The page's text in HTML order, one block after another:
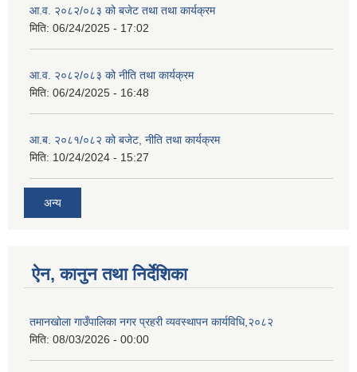
आ.व. २०८२/०८३ को बजेट तथा तथा कार्यक्रम
मिति: 06/24/2025 - 17:02
आ.व. २०८२/०८३ को नीति तथा कार्यक्रम
मिति: 06/24/2025 - 16:48
आ.ब. २०८१/०८२ को बजेट, नीति तथा कार्यक्रम
मिति: 10/24/2024 - 15:27
अन्य
ऐन, कानुन तथा निर्देशिका
तमानखोला गाउँपालिका नगर प्रहरी व्यवस्थापन कार्यविधि,२०८२
मिति: 08/03/2026 - 00:00